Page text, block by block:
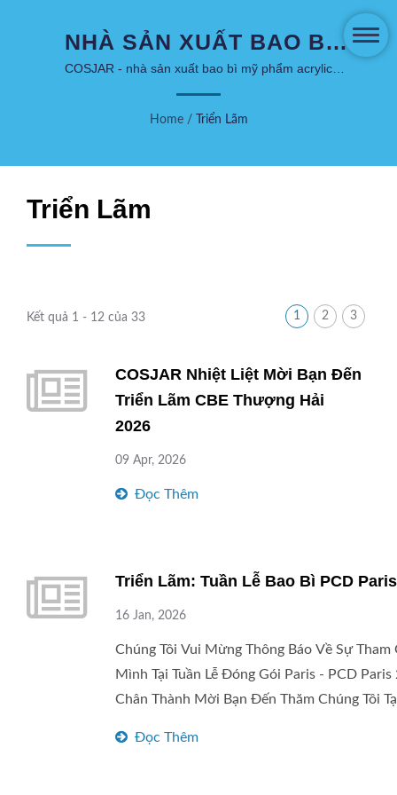
NHÀ SẢN XUẤT BAO BÌ
SANG TRỌNG TÙY CHỈNH
- COSJAR
COSJAR - nhà sản xuất bao bì mỹ phẩm acrylic
Home / Triển Lãm
Triển Lãm
Kết quả 1 - 12 của 33 1 2 3
COSJAR Nhiệt Liệt Mời Bạn Đến
Triển Lãm CBE Thượng Hải
2026
09 Apr, 2026
Đọc Thêm
Triển Lãm: Tuần Lễ Bao Bì PCD
16 Jan, 2026
Chúng Tôi Vui Mừng Thông Báo Về Sự Tham
Mình Tại Tuần Lễ Đóng Gói Paris - PCD Paris
Chân Thành Mời Bạn Đến Thăm Chúng Tôi
Đóng Gói Mỹ Phẩm Và Nước Hoa Cao Cấp,
Đọc Thêm